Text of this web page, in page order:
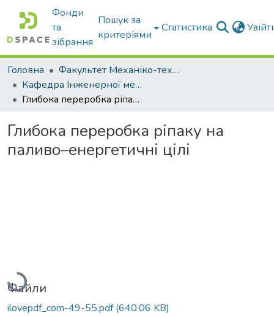
Фонди
та
зібрання
Пошук за
критеріями
Статистика
Головна
Факультет Механіко-технологічний
Кафедра Інженерної механіки та комп'ютерного проектування
Глибока переробка ріпаку на паливо–енергетичні цілі
Глибока переробка ріпаку на
паливо–енергетичні цілі
Вантажиться...
Файли
ilovepdf_com-49-55.pdf(640.06 KB)